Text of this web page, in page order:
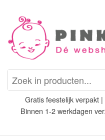
inhoud
Pink Parents
Gratis feestelijk verpakt
Binnen 1-2 werkdagen